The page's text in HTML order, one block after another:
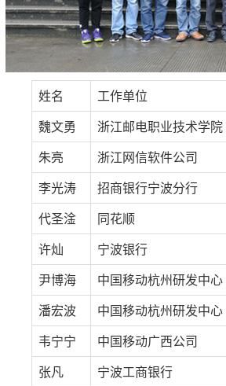
姓名
工作单位
魏文勇
浙江邮电职业技术学院
朱亮
浙江网信软件公司
李光涛
招商银行宁波分行
代圣淦
同花顺
许灿
宁波银行
尹博海
中国移动杭州研发中心
潘宏波
中国移动杭州研发中心
韦宁宁
中国移动广西公司
张凡
宁波工商银行